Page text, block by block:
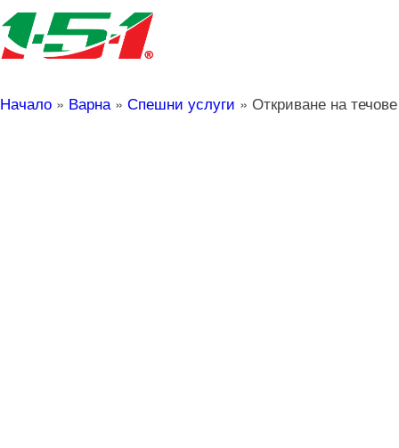
Начало » Варна» Спешни услуги » Откриване на